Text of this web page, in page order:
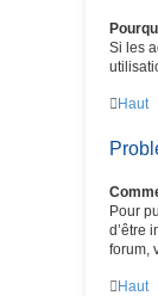
Si les
Haut
Pour
d’être
forum,
Haut